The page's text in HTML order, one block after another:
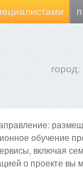
город:
обучение
включая
о проекте вы